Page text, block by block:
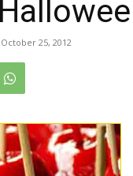
October 25, 2012